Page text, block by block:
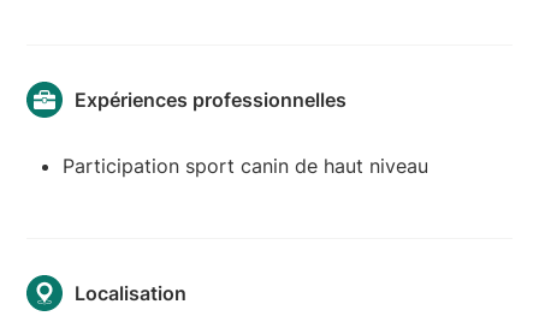
Expériences professionnelles
Participation sport canin de haut niveau
Localisation